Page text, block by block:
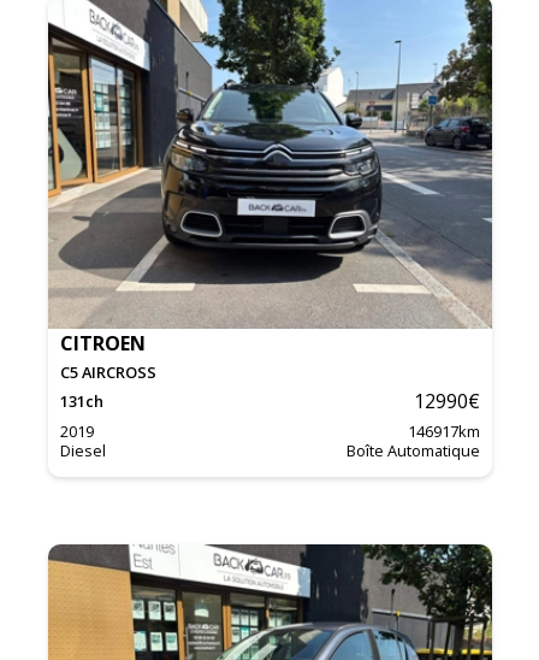
CITROEN
C5 AIRCROSS
131ch 12990€
2019 146917km
Diesel
Boîte Automatique